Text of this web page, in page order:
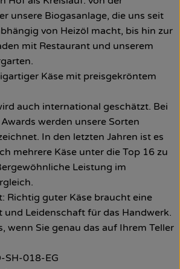
unsere Biogasanlage, die uns seit
von Heizöl macht, bis hin zur
mit Restaurant und unserem
Käse mit preisgekröntem
auch international geschätzt. Bei
werden unsere Sorten
In den letzten Jahren ist es
mehrere Käse unter die Top 16 zu
Leistung im
Richtig guter Käse braucht eine
und Leidenschaft für das Handwerk.
wenn Sie genau das auf Ihrem Teller
SH-018-EG